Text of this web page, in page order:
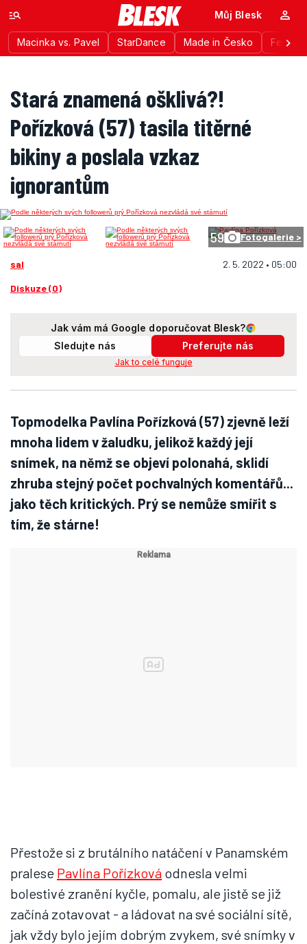
Macinka vs. Pavel StarDance Made in Česko
Můj Blesk
Stará znamená ošklivá?!
Pořízková (57) tasila titěrné
bikiny a poslala vzkaz
ignorantům
59 Fotogalerie >
sal 2. 5. 2022 • 05:00
Diskuze (0)
Jak vám má Google doporučovat Blesk?
Sledujte nás
Preferujte nás
Jak to celé funguje
Topmodelka Pavlína Pořízková (57) zjevně leží
mnoha lidem v žaludku, jelikož každý její
snímek, na němž se objeví polonahá, sklidí
zhruba stejný počet pochvalných komentářů...
jako těch kritických. Prý se nemůže smířit s
tím, že stárne!
Přestože si z brutálního natáčení v Panamském
pralese Pavlína Pořízková odnesla velmi
bolestivé zranění kyčle, pomalu, ale jistě se již
začíná zotavovat - a ládovat na své sociální sítě,
jak vždy bylo jejím dobrým zvykem, své snímky v